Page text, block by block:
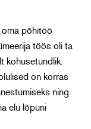
oma põhitöö
töös oli ta
kohusetundlik.
on korras
ning
elu lõpuni